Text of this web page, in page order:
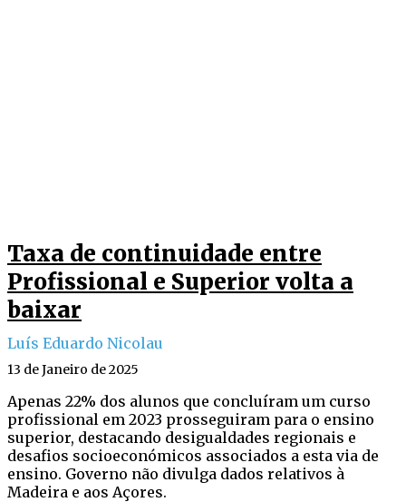
Taxa de continuidade entre
Profissional e Superior volta a
baixar
Luís Eduardo Nicolau
13 de Janeiro de 2025
Apenas 22% dos alunos que concluíram um curso
profissional em 2023 prosseguiram para o ensino
superior, destacando desigualdades regionais e
desafios socioeconómicos associados a esta via de
ensino. Governo não divulga dados relativos à
Madeira e aos Açores.